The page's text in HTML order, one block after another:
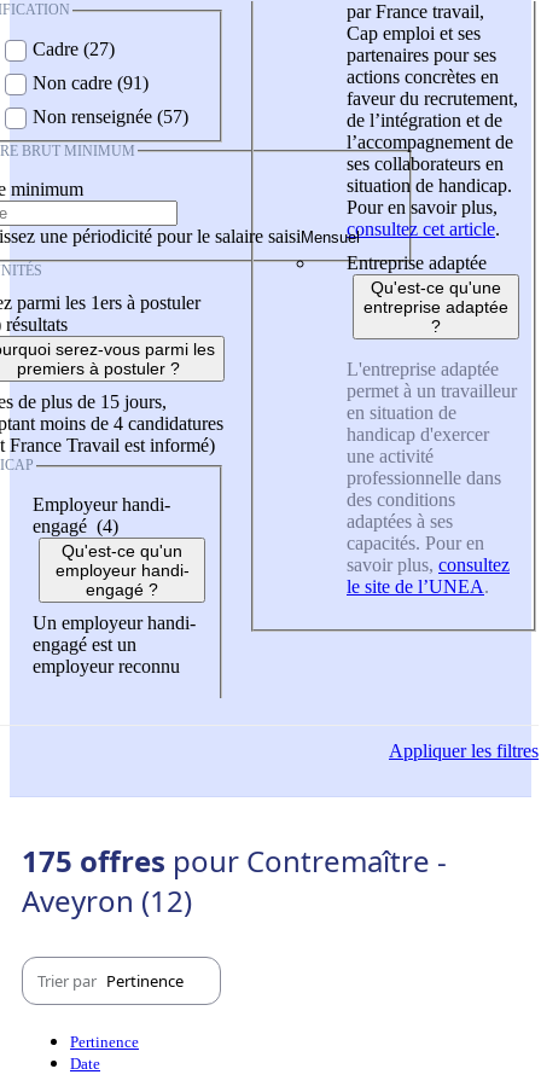
Cadre (27)
Non cadre (91)
Non renseignée (57)
BRUT MINIMUM
minimum
une périodicité pour le salaire saisi
parmi les 1ers à postuler
résultats
serez-vous parmi les
premiers à postuler ?
de plus de 15 jours,
moins de 4 candidatures
France Travail est informé)
Employeur handi-
engagé (4)
Qu'est-ce qu'un
employeur handi-
engagé ?
Un employeur handi-
engagé est un
employeur reconnu
par France travail,
Cap emploi et ses
partenaires pour ses
actions concrètes en
faveur du recrutement,
de l’intégration et de
l’accompagnement de
ses collaborateurs en
situation de handicap.
Pour en savoir plus,
consultez cet article.
Entreprise adaptée
Qu'est-ce qu'une
entreprise adaptée
?
L'entreprise adaptée
permet à un travailleur
en situation de
handicap d'exercer
une activité
professionnelle dans
des conditions
adaptées à ses
capacités. Pour en
savoir plus, consultez
le site de l’UNEA.
Appliquerles filtres
175 offres pour Contremaître -
Aveyron (12)
Trier par Pertinence
Pertinence
Date